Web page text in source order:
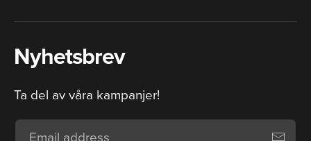
Nyhetsbrev
Ta del av våra kampanjer!